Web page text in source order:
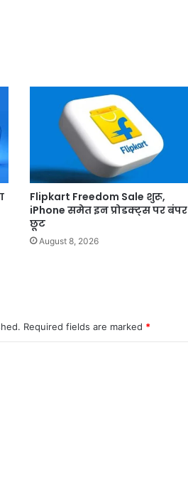
Flipkart Freedom Sale शुरू,
iPhone समेत इन प्रोडक्ट्स पर बंपर
छूट
August 8, 2026
Required fields are marked *